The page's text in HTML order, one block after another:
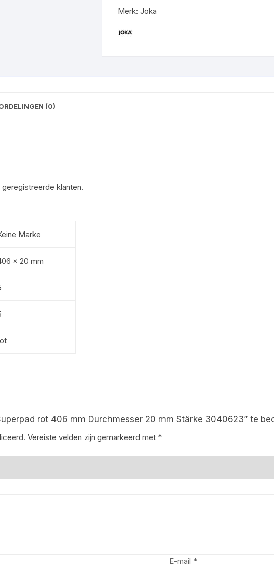
Merk: Joka
(0)
klanten.
Marke
x 20 mm
rot 406 mm Durchmesser 20 mm Stärke 3040623” te
Vereiste velden zijn gemarkeerd met *
E-mail *